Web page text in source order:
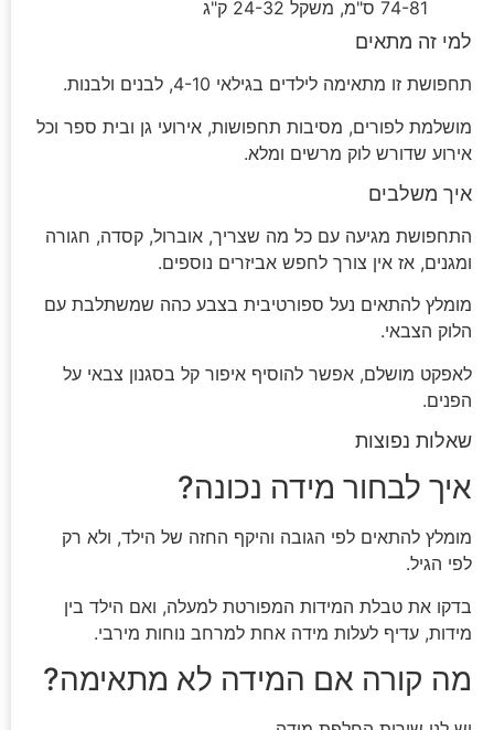
74-81 ס"מ, משקל 24-32 ק"ג
למי זה מתאים
תחפושת זו מתאימה לילדים בגילאי 4-10, לבנים ולבנות.
מושלמת לפורים, מסיבות תחפושות, אירועי גן ובית ספר וכל
אירוע שדורש לוק מרשים ומלא.
איך משלבים
התחפושת מגיעה עם כל מה שצריך, אוברול, קסדה, חגורה
ומגנים, אז אין צורך לחפש אביזרים נוספים.
מומלץ להתאים נעל ספורטיבית בצבע כהה שמשתלבת עם
הלוק הצבאי.
לאפקט מושלם, אפשר להוסיף איפור קל בסגנון צבאי על
הפנים.
שאלות נפוצות
איך לבחור מידה נכונה?
מומלץ להתאים לפי הגובה והיקף החזה של הילד, ולא רק
לפי הגיל.
בדקו את טבלת המידות המפורטת למעלה, ואם הילד בין
מידות, עדיף לעלות מידה אחת למרחב נוחות מירבי.
מה קורה אם המידה לא מתאימה?